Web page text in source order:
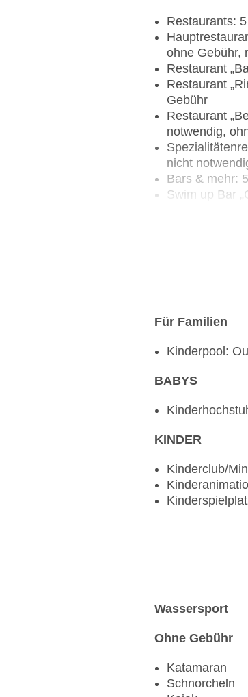
Restaurants: 5
ohne Gebühr,
Restaurant
Restaurant
Gebühr
Restaurant
notwendig,
nicht
Bars & mehr: 5
Swim up Bar
Für Familien
Kinderpool:
BABYS
KINDER
Kinderclub/
Wassersport
Ohne Gebühr
Katamaran
Schnorcheln